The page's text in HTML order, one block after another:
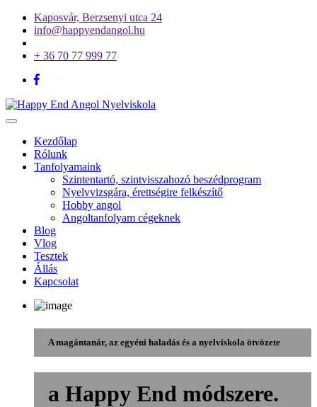
Kaposvár, Berzsenyi utca 24
info@happyendangol.hu
+ 36 70 77 999 77
Toggle
navigationKezdőlap
Rólunk
Tanfolyamaink
Szintentartó, szintvisszahozó beszédprogram
Nyelvvizsgára, érettségire felkészítő
Hobby angol
Angoltanfolyam cégeknek
Blog
Vlog
Tesztek
Állás
Kapcsolat
A magántanár, az egyéni haladás és a nyelviskola ötvözete
a Happy End módszere.